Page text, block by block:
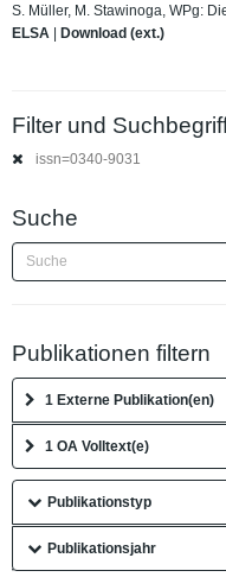
S. Müller, M. Stawinoga, WPg:
ELSA | Download (ext.)
Filter und
issn=0340-9031
Suche
Publikationen filtern
1 Externe Publikation(en)
1 OA Volltext(e)
Publikationstyp
Publikationsjahr